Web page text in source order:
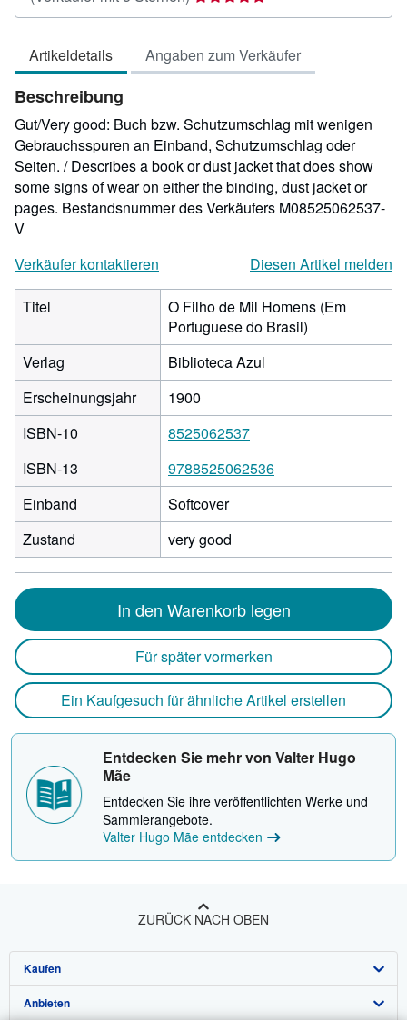
5
5
Sternen
Artikeldetails Angaben zum Verkäufer
Beschreibung
Gut/Very good: Buch bzw. Schutzumschlag mit wenigen
Gebrauchsspuren an Einband, Schutzumschlag oder
Seiten. / Describes a book or dust jacket that does show
some signs of wear on either the binding, dust jacket or
pages. Bestandsnummer des Verkäufers M08525062537-
V
Verkäufer kontaktieren
Diesen Artikel melden
Titel
O Filho de Mil Homens (Em
Portuguese do Brasil)
Verlag
Biblioteca Azul
Erscheinungsjahr
1900
ISBN-10
8525062537
ISBN-13
9788525062536
Einband
Softcover
Zustand
very good
In den Warenkorb legen
Für später vormerken
Ein Kaufgesuch für ähnliche Artikel erstellen
Entdecken Sie mehr von Valter Hugo
Mãe
Entdecken Sie ihre veröffentlichten Werke und
Sammlerangebote.
Valter Hugo Mãe entdecken
ZURÜCK NACH OBEN
Kaufen
Detailsuche
Anbieten